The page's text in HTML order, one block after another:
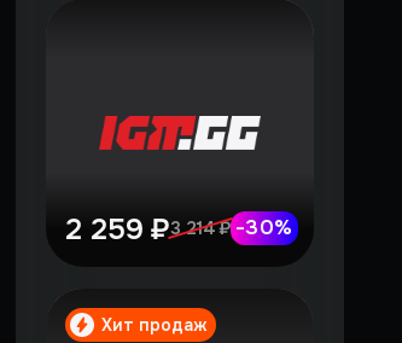
2 259 ₽3 214 ₽ -30%
Хит продаж